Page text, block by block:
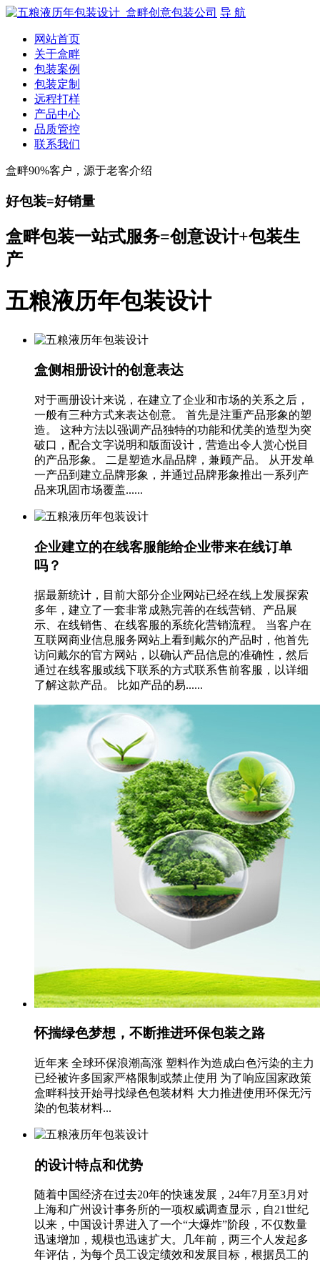
导 航
网站首页
关于盒畔
包装案例
包装定制
远程打样
产品中心
品质管控
联系我们
盒畔90%客户，源于老客介绍
好包装=好销量
盒畔包装一站式服务=创意设计+包装生
产
五粮液历年包装设计
盒侧相册设计的创意表达
对于画册设计来说，在建立了企业和市场的关系之后，
一般有三种方式来表达创意。 首先是注重产品形象的塑
造。 这种方法以强调产品独特的功能和优美的造型为突
破口，配合文字说明和版面设计，营造出令人赏心悦目
的产品形象。 二是塑造水晶品牌，兼顾产品。 从开发单
一产品到建立品牌形象，并通过品牌形象推出一系列产
品来巩固市场覆盖......
企业建立的在线客服能给企业带来在线订单
吗？
据最新统计，目前大部分企业网站已经在线上发展探索
多年，建立了一套非常成熟完善的在线营销、产品展
示、在线销售、在线客服的系统化营销流程。 当客户在
互联网商业信息服务网站上看到戴尔的产品时，他首先
访问戴尔的官方网站，以确认产品信息的准确性，然后
通过在线客服或线下联系的方式联系售前客服，以详细
了解这款产品。 比如产品的易......
怀揣绿色梦想，不断推进环保包装之路
近年来 全球环保浪潮高涨 塑料作为造成白色污染的主力
已经被许多国家严格限制或禁止使用 为了响应国家政策
盒畔科技开始寻找绿色包装材料 大力推进使用环保无污
染的包装材料...
的设计特点和优势
随着中国经济在过去20年的快速发展，24年7月至3月对
上海和广州设计事务所的一项权威调查显示，自21世纪
以来，中国设计界进入了一个“大爆炸”阶段，不仅数量
迅速增加，规模也迅速扩大。几年前，两三个人发起多
年评估，为每个员工设定绩效和发展目标，根据员工的